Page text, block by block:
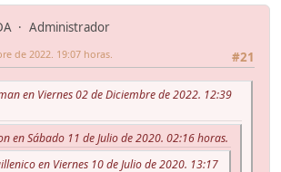
Administrador
#21
de 2022. 19:07 horas.
en Viernes 02 de Diciembre de 2022. 12:39
en Sábado 11 de Julio de 2020. 02:16 horas.
en Viernes 10 de Julio de 2020. 13:17